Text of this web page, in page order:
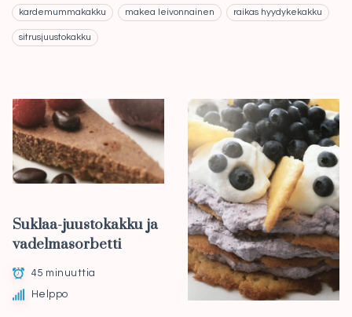
kardemummakakku makea leivonnainen raikas hyydykekakku
sitrusjuustokakku
Suklaa-juustokakku ja
vadelmasorbetti
45 minuuttia
Helppo